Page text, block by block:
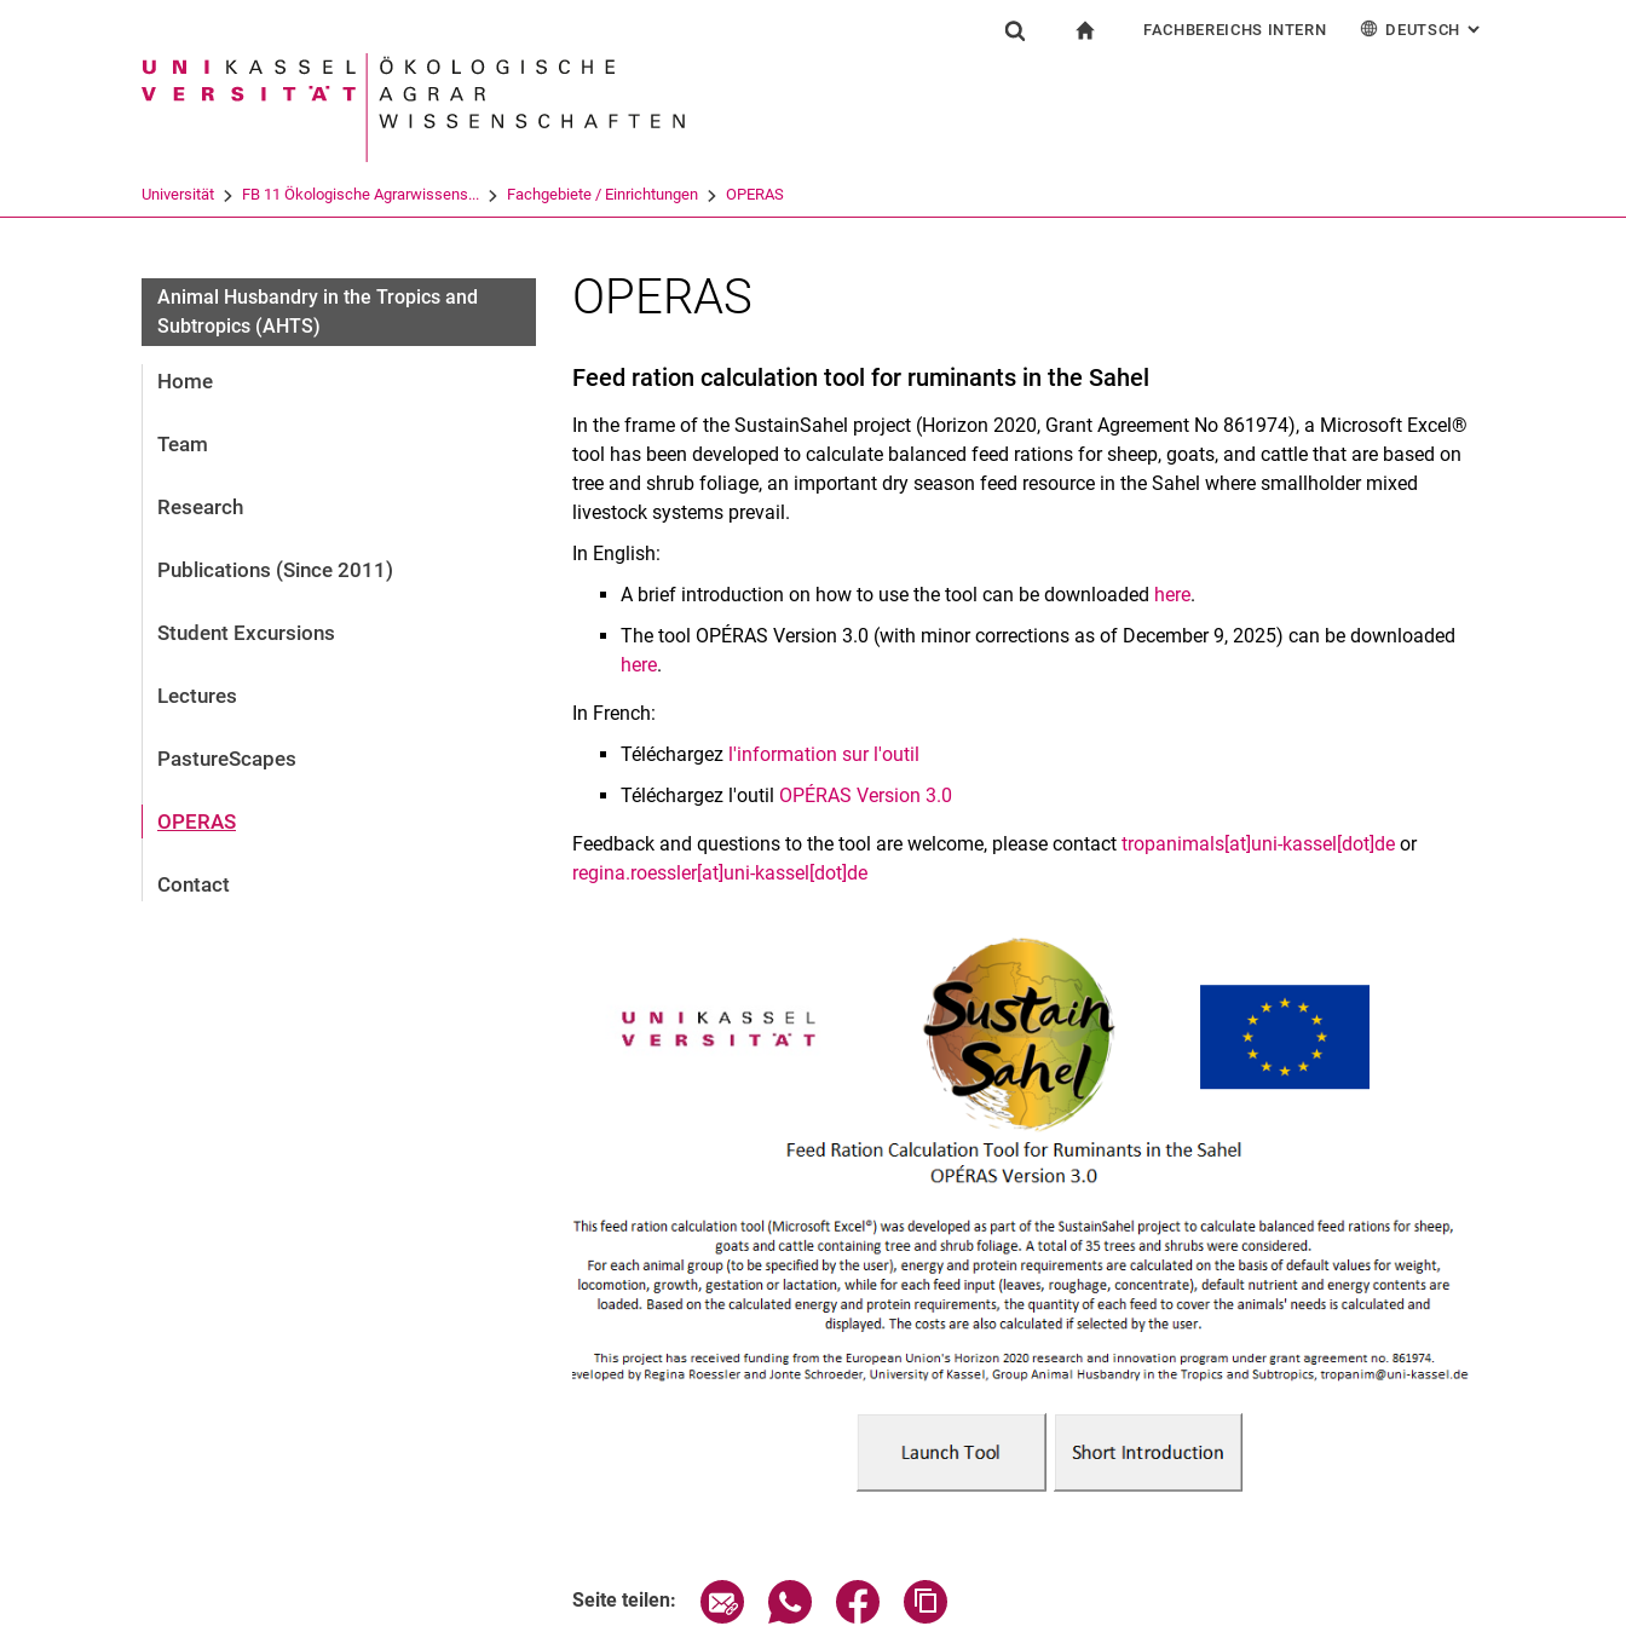
Springe direkt zu: Inhalt
Springe direkt zu: Suche
Springe direkt zu: Hauptnavigation
Suchbegriff
FACHBEREICHS INTERN DEUTSCH : ALTERNATIVE
Universität FB 11 Ökologische Agrarwissens... Fachgebiete / Einrichtungen OPERAS
Animal Husbandry in the Tropics and
Subtropics (AHTS)
Home
Team
Research
Publications (Since 2011)
Student Excursions
Lectures
PastureScapes
OPERAS
Contact
OPERAS
Feed ration calculation tool for ruminants in the Sahel
In the frame of the SustainSahel project (Horizon 2020, Grant Agreement No 861974), a Microsoft Excel®
tool has been developed to calculate balanced feed rations for sheep, goats, and cattle that are based on
tree and shrub foliage, an important dry season feed resource in the Sahel where smallholder mixed
livestock systems prevail.
In English:
A brief introduction on how to use the tool can be downloaded here.
The tool OPÉRAS Version 3.0 (with minor corrections as of December 9, 2025) can be downloaded
here.
In French:
Téléchargez l'information sur l'outil
Téléchargez l'outil OPÉRAS Version 3.0
Feedback and questions to the tool are welcome, please contacttropanimals[at]uni-kassel[dot]de or
regina.roessler[at]uni-kassel[dot]de
Seite teilen: Seite über E-Mail teilen
Seite über WhatsApp teilen (externer Link, öffnet neues Fenster)
Seite über Facebook teilen (externer Link, öffnet neues Fenster)